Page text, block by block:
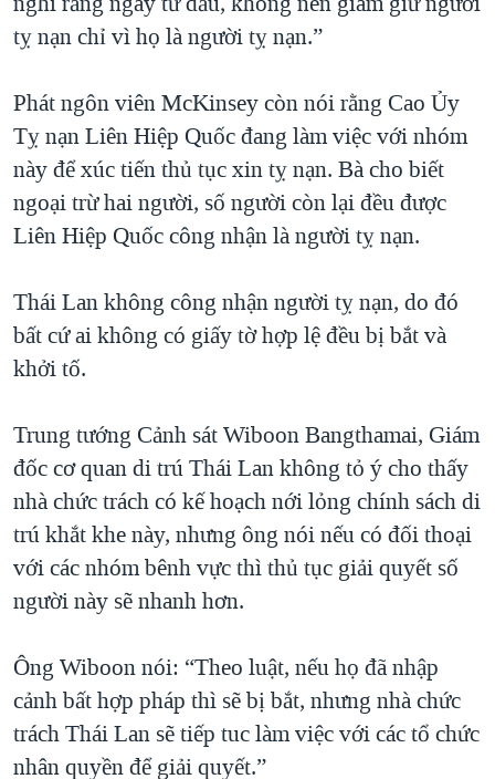
tỵ nạn chỉ vì họ là người tỵ nạn.”
Phát ngôn viên McKinsey còn nói rằng Cao Ủy
Tỵ nạn Liên Hiệp Quốc đang làm việc với nhóm
này để xúc tiến thủ tục xin tỵ nạn. Bà cho biết
ngoại trừ hai người, số người còn lại đều được
Liên Hiệp Quốc công nhận là người tỵ nạn.
Thái Lan không công nhận người tỵ nạn, do đó
bất cứ ai không có giấy tờ hợp lệ đều bị bắt và
khởi tố.
Trung tướng Cảnh sát Wiboon Bangthamai, Giám
đốc cơ quan di trú Thái Lan không tỏ ý cho thấy
nhà chức trách có kế hoạch nới lỏng chính sách di
trú khắt khe này, nhưng ông nói nếu có đối thoại
với các nhóm bênh vực thì thủ tục giải quyết số
người này sẽ nhanh hơn.
Ông Wiboon nói: “Theo luật, nếu họ đã nhập
cảnh bất hợp pháp thì sẽ bị bắt, nhưng nhà chức
trách Thái Lan sẽ tiếp tuc làm việc với các tổ chức
nhân quyền để giải quyết.”